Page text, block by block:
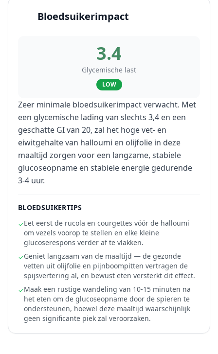
Bloedsuikerimpact
3.4
Glycemische last
LOW
Zeer minimale bloedsuikerimpact verwacht. Met
een glycemische lading van slechts 3,4 en een
geschatte GI van 20, zal het hoge vet- en
eiwitgehalte van halloumi en olijfolie in deze
maaltijd zorgen voor een langzame, stabiele
glucoseopname en stabiele energie gedurende
3-4 uur.
BLOEDSUIKERTIPS
✓Eet eerst de rucola en courgettes vóór de halloumi
om vezels voorop te stellen en elke kleine
glucoserespons verder af te vlakken.
✓Geniet langzaam van de maaltijd — de gezonde
vetten uit olijfolie en pijnboompitten vertragen de
spijsvertering al, en bewust eten versterkt dit effect.
✓Maak een rustige wandeling van 10-15 minuten na
het eten om de glucoseopname door de spieren te
ondersteunen, hoewel deze maaltijd waarschijnlijk
geen significante piek zal veroorzaken.